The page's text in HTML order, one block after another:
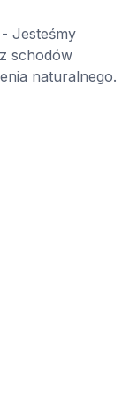
Jesteśmy
schodów
naturalnego.